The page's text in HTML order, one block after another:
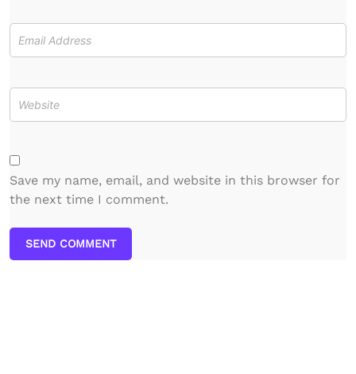
Save my name, email, and website in this browser for
the next time I comment.
SEND COMMENT